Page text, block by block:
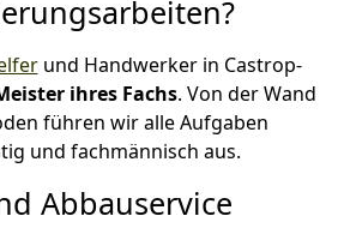
und Handwerker in Castrop-
ihres Fachs. Von der Wand
führen wir alle Aufgaben
und fachmännisch aus.
Abbauservice